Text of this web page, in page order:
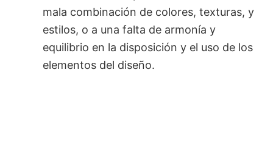
mala combinación de colores, texturas, y
estilos, o a una falta de armonía y
equilibrio en la disposición y el uso de los
elementos del diseño.